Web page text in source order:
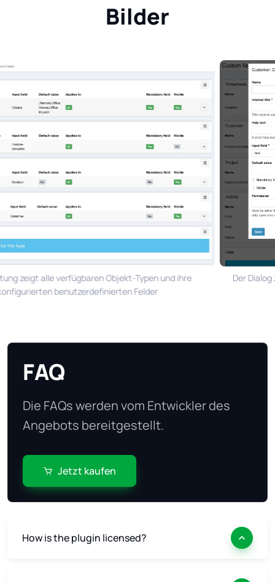
Bilder
zeigt alle verfügbaren Objekt-Typen und ihre
benutzerdefinierten Felder
Der
FAQ
Die FAQs werden vom Entwickler des
Angebots bereitgestellt.
Jetzt kaufen
How is the plugin licensed?